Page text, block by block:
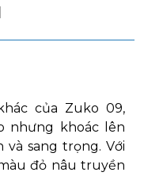
của Zuko 09,
nhưng khoác lên
và sang trọng. Với
đỏ nâu truyền